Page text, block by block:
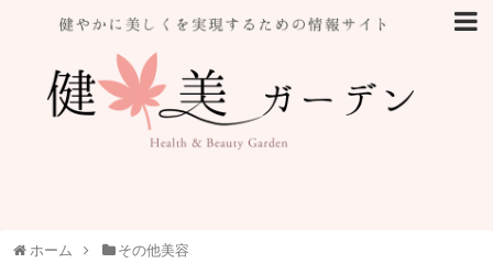
ホーム その他美容